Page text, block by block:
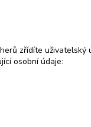
zřídíte uživatelský
osobní údaje: